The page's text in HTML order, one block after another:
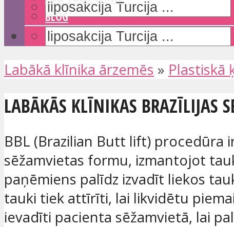
BLOG
Labākā klīnika ārzemēs » Plastiskā
LABĀKĀS KLĪNIKAS BRAZĪLIJAS
BBL (Brazilian Butt lift) procedūra
sēžamvietas formu, izmantojot
paņēmiens palīdz izvadīt liekos
tauki tiek attīrīti, lai likvidētu
ievadīti pacienta sēžamvietā, lai